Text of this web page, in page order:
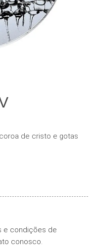
de cristo e gotas
e condições de
conosco.